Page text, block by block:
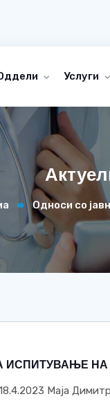
Услуги
Односи со
ИСПИТУВАЊЕ
Маја